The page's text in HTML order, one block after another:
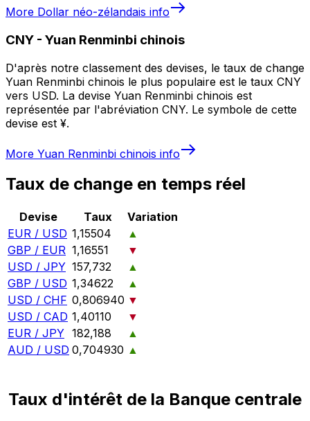
More Dollar néo-zélandais info
CNY - Yuan Renminbi chinois
D'après notre classement des devises, le taux de change
Yuan Renminbi chinois le plus populaire est le taux CNY
vers USD. La devise Yuan Renminbi chinois est
représentée par l'abréviation CNY. Le symbole de cette
devise est ¥.
More Yuan Renminbi chinois info
Taux de change en temps réel
Devise Taux
Variation
EUR / USD 1,15504
▲
GBP / EUR 1,16551
▼
USD / JPY 157,732
▲
GBP / USD 1,34622
▲
USD / CHF 0,806940 ▼
USD / CAD 1,40110
▼
EUR / JPY 182,188
▲
AUD / USD 0,704930 ▲
Taux d'intérêt de la Banque centrale